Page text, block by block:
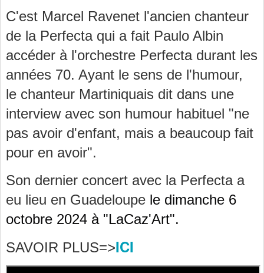
C'est Marcel Ravenet l'ancien chanteur
de la Perfecta qui a fait Paulo Albin
accéder à l'orchestre Perfecta durant les
années 70. Ayant le sens de l'humour,
le chanteur Martiniquais dit dans une
interview avec son humour habituel "ne
pas avoir d'enfant, mais a beaucoup fait
pour en avoir".
Son dernier concert avec la Perfecta a
eu lieu en Guadeloupe le dimanche 6
octobre 2024 à "LaCaz'Art".
SAVOIR PLUS=>ICI